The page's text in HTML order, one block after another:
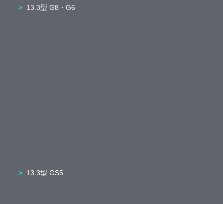
13.3型 G8・G6
13.3型 GS5